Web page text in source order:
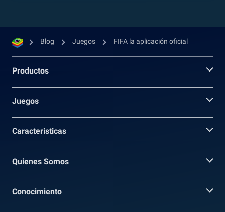
Blog Juegos FIFA la aplicación oficial
Productos
Juegos
Caracteristicas
Quienes Somos
Conocimiento